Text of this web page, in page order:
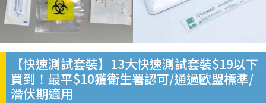
【快速測試套裝】13大快速測試套裝$19以下
買到！最平$10獲衛生署認可/通過歐盟標準/
潛伏期適用